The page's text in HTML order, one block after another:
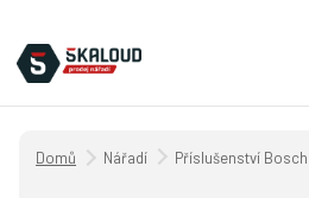
Úvodní strana
Nářadí Příslušenství